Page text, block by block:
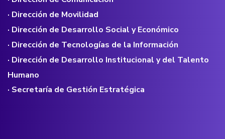
· Dirección de Movilidad
· Dirección de Desarrollo Social y Económico
· Dirección de Tecnologías de la Información
· Dirección de Desarrollo Institucional y del Talento
Humano
· Secretaría de Gestión Estratégica